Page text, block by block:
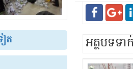
ត អត្ថបទទ